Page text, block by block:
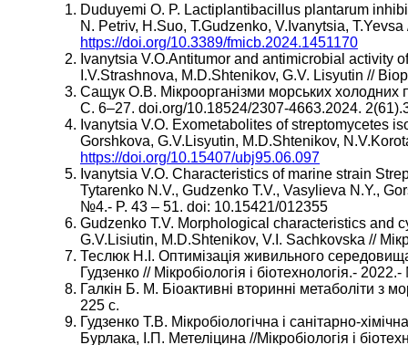
Duduyemi O. P. Lactiplantibacillus plantarum
N. Petriv, H.Suo, T.Gudzenko, V.Ivanytsia,
https://doi.org/10.3389/fmicb.2024.1451170
Ivanytsia V.O.Antitumor and antimicrobial activity
I.V.Strashnova, M.D.Shtenikov, G.V. Lisyutin //
Сащук О.В. Мікроорганізми морських холодних
С. 6–27. doi.org/10.18524/2307-4663.2024.
Ivanytsia V.O. Exometabolites of streptomycetes
Gorshkova, G.V.Lisyutin, M.D.Shtenikov,
https://doi.org/10.15407/ubj95.06.097
Ivanytsia V.O. Characteristics of marine strain
Tytarenko N.V., Gudzenko T.V., Vasylieva N.Y.,
№4.- P. 43 – 51. doi: 10.15421/012355
Gudzenko T.V. Morphological characteristics and
G.V.Lisiutin, M.D.Shtenikov, V.I. Sachkovska //
Теслюк Н.І. Оптимізація живильного
Гудзенко // Мікробіологія і біотехнологія.-
Галкін Б. М. Біоактивні вторинні метаболіти з
225 с.
Гудзенко Т.В. Мікробіологічна і санітарно-
Бурлака, І.П. Метеліцина //Мікробіологія і